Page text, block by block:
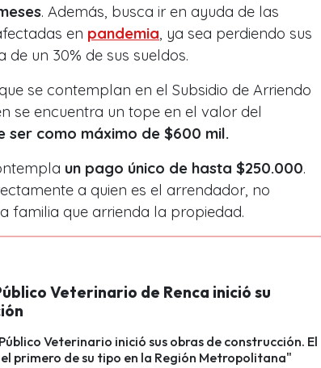
. Además, busca ir en ayuda de las
en pandemia , ya sea perdiendo sus
un 30% de sus sueldos.
se contemplan en el Subsidio de Arriendo
se encuentra un tope en el valor del
ser como máximo de $600 mil.
un pago único de hasta $250.000.
a quien es el arrendador, no
familia que arrienda la propiedad.
Veterinario de Renca inició su
Veterinario inició sus obras de construcción. El
primero de su tipo en la Región Metropolitana"